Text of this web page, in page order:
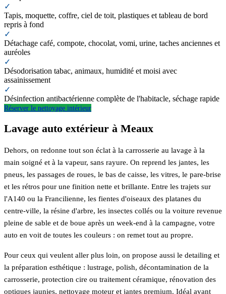
✓
Tapis, moquette, coffre, ciel de toit, plastiques et tableau de bord
repris à fond
✓
Détachage café, compote, chocolat, vomi, urine, taches anciennes et
auréoles
✓
Désodorisation tabac, animaux, humidité et moisi avec
assainissement
✓
Désinfection antibactérienne complète de l'habitacle, séchage rapide
Réserver le nettoyage intérieur
Lavage auto extérieur à Meaux
Dehors, on redonne tout son éclat à la carrosserie au lavage à la
main soigné et à la vapeur, sans rayure. On reprend les jantes, les
pneus, les passages de roues, le bas de caisse, les vitres, le pare-brise
et les rétros pour une finition nette et brillante. Entre les trajets sur
l'A140 ou la Francilienne, les fientes d'oiseaux des platanes du
centre-ville, la résine d'arbre, les insectes collés ou la voiture revenue
pleine de sable et de boue après un week-end à la campagne, votre
auto en voit de toutes les couleurs : on remet tout au propre.
Pour ceux qui veulent aller plus loin, on propose aussi le detailing et
la préparation esthétique : lustrage, polish, décontamination de la
carrosserie, protection cire ou traitement céramique, rénovation des
optiques jaunies, nettoyage moteur et jantes premium. Idéal avant